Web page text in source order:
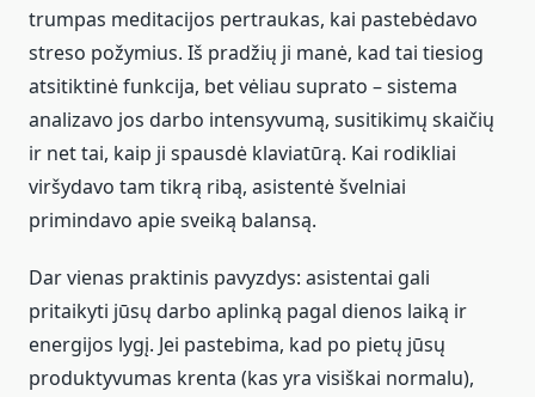
trumpas meditacijos pertraukas, kai pastebėdavo
streso požymius. Iš pradžių ji manė, kad tai tiesiog
atsitiktinė funkcija, bet vėliau suprato – sistema
analizavo jos darbo intensyvumą, susitikimų skaičių
ir net tai, kaip ji spausdė klaviatūrą. Kai rodikliai
viršydavo tam tikrą ribą, asistentė švelniai
primindavo apie sveiką balansą.
Dar vienas praktinis pavyzdys: asistentai gali
pritaikyti jūsų darbo aplinką pagal dienos laiką ir
energijos lygį. Jei pastebima, kad po pietų jūsų
produktyvumas krenta (kas yra visiškai normalu),